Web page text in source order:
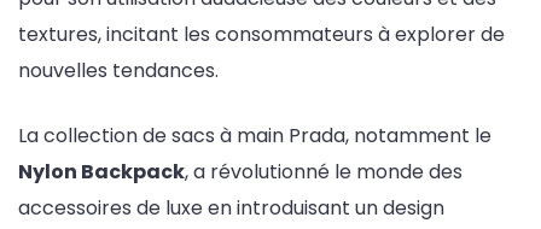
textures, incitant les consommateurs à explorer de
nouvelles tendances.
La collection de sacs à main Prada, notamment le
Nylon Backpack, a révolutionné le monde des
accessoires de luxe en introduisant un design